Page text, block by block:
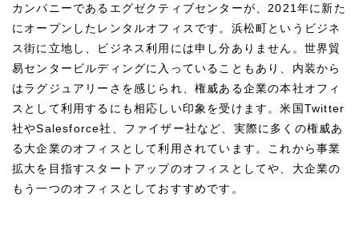
カンパニーであるエグゼクティブセンターが、2021年に新た
にオープンしたレンタルオフィスです。浜松町というビジネ
ス街に立地し、ビジネス利用には申し分ありません。世界貿
易センタービルディングに入っていることもあり、内装から
はラグジュアリーさを感じられ、権威ある企業の本社オフィ
スとして利用するにも相応しい印象を受けます。米国Twitter
社やSalesforce社、ファイザー社など、実際に多くの権威あ
る大企業のオフィスとして利用されています。これから事業
拡大を目指すスタートアップのオフィスとしてや、大企業の
もう一つのオフィスとしておすすめです。